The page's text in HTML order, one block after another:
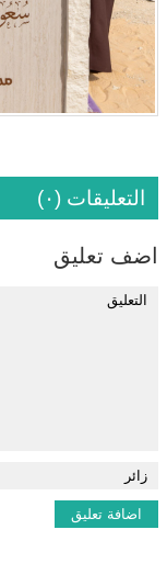
التعليقات (٠)
اضف تعليق